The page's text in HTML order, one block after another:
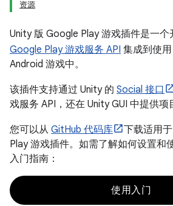
资源
Unity 版 Google Play 游戏插件是一
Google Play 游戏服务 API 集成到使用
Android 游戏中。
该插件支持通过 Unity 的 Social 接口
戏服务 API，还在 Unity GUI 中提供项
您可以从 GitHub 代码库
下载适用
Play 游戏插件。如需了解如何设置和
入门指南：
使用入门